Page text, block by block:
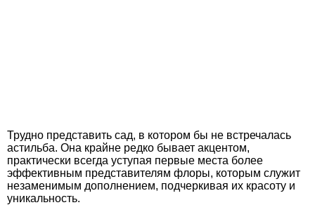
Трудно представить сад, в котором бы не встречалась
астильба. Она крайне редко бывает акцентом,
практически всегда уступая первые места более
эффективным представителям флоры, которым служит
незаменимым дополнением, подчеркивая их красоту и
уникальность.